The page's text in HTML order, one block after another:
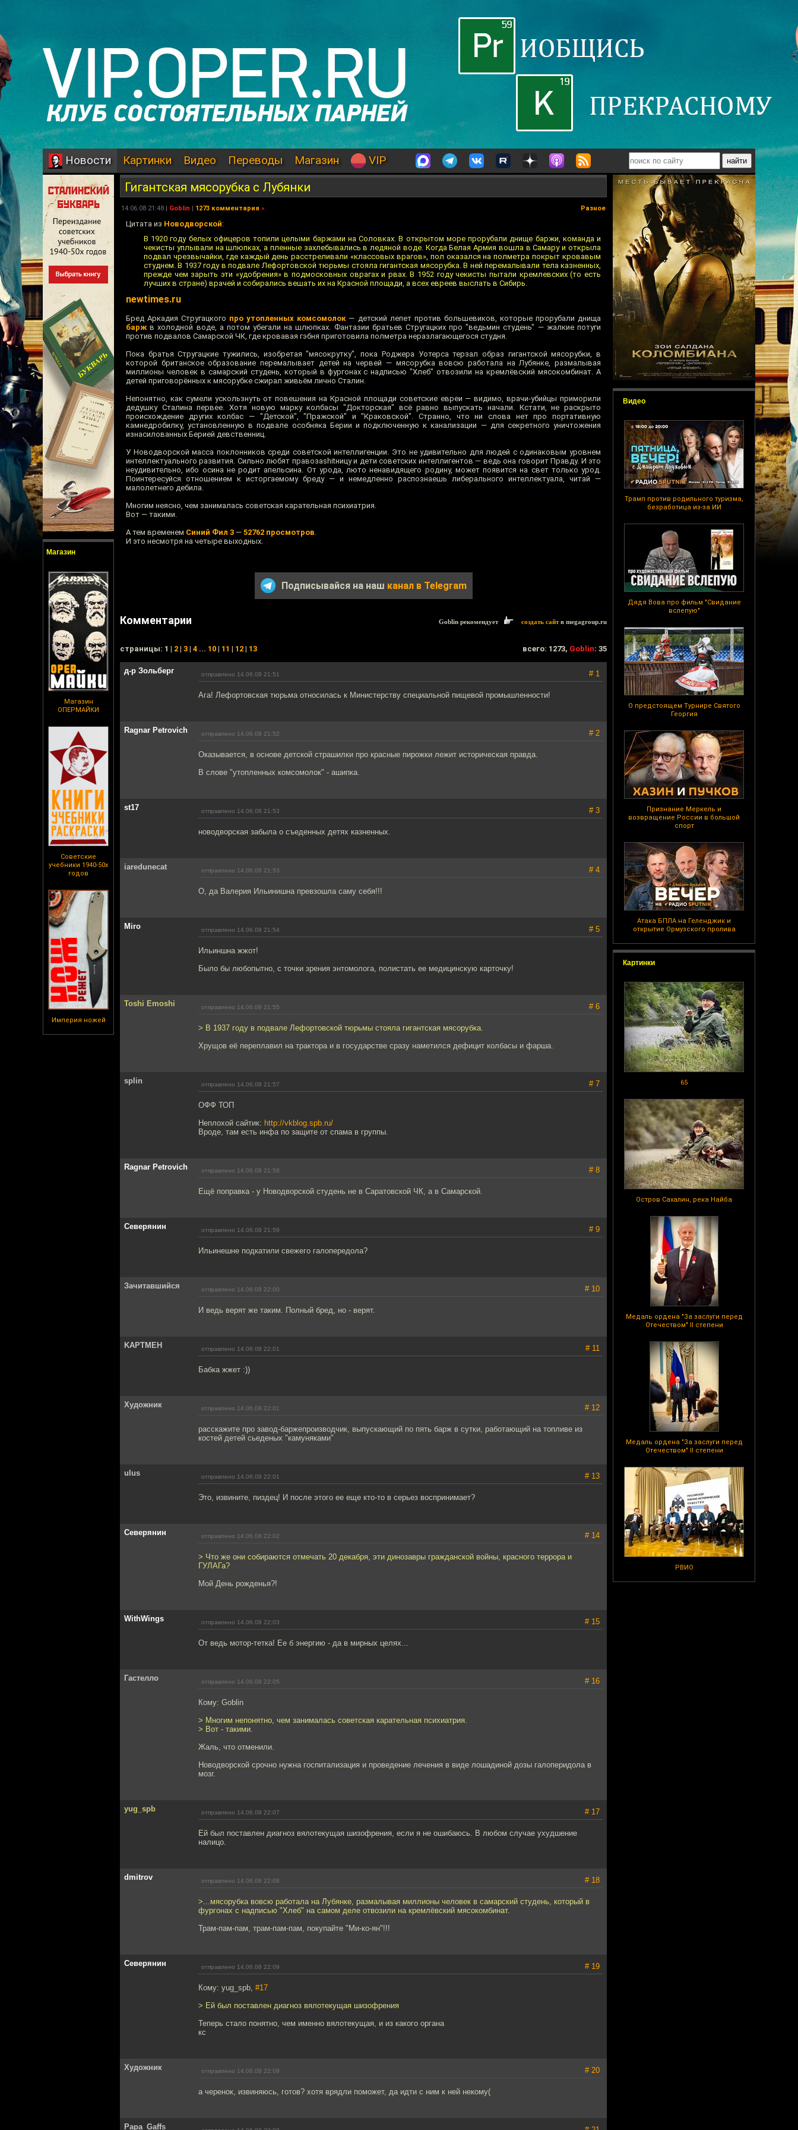
Новости Картинки Видео Переводы Магазин VIP
Магазин
Магазин
ОПЕРМАЙКИ
Советские
учебники 1940-50х
годов
Империя ножей
Видео
Трамп против родильного туризма,
безработица из-за ИИ
Дядя Вова про фильм "Свидание
вслепую"
О предстоящем Турнире Святого
Георгия
Признание Меркель и
возвращение России в большой
спорт
Атака БПЛА на Геленджик и
открытие Ормузского пролива
Картинки
65
Остров Сахалин, река Найба
Медаль ордена "За заслуги перед
Отечеством" II степени
Медаль ордена "За заслуги перед
Отечеством" II степени
РВИО
Гигантская мясорубка с Лубянки
14.06.08 21:48 | Goblin | 1273 комментария » Разное
Цитата из Новодворской:
В 1920 году белых офицеров топили целыми баржами на Соловках. В открытом море прорубали днище баржи, команда и
чекисты уплывали на шлюпках, а пленные захлебывались в ледяной воде. Когда Белая Армия вошла в Самару и открыла
подвал чрезвычайки, где каждый день расстреливали «классовых врагов», пол оказался на полметра покрыт кровавым
студнем. В 1937 году в подвале Лефортовской тюрьмы стояла гигантская мясорубка. В ней перемалывали тела казненных,
прежде чем зарыть эти «удобрения» в подмосковных оврагах и рвах. В 1952 году чекисты пытали кремлевских (то есть
лучших в стране) врачей и собирались вешать их на Красной площади, а всех евреев выслать в Сибирь.
newtimes.ru
Бред Аркадия Стругацкого про утопленных комсомолок— детский лепет против большевиков, которые прорубали днища
барж в холодной воде, а потом убегали на шлюпках. Фантазии братьев Стругацких про "ведьмин студень" — жалкие потуги
против подвалов Самарской ЧК, где кровавая гэбня приготовила полметра неразлагающегося студня.
Пока братья Стругацкие тужились, изобретая "мясокрутку", пока Роджера Уотерса терзал образ гигантской мясорубки, в
которой британское образование перемалывает детей на червей — мясорубка вовсю работала на Лубянке, размалывая
миллионы человек в самарский студень, который в фургонах с надписью "Хлеб" отвозили на кремлёвский мясокомбинат. А
детей приговорённых к мясорубке сжирал живьём лично Сталин.
Непонятно, как сумели ускользнуть от повешения на Красной площади советские евреи — видимо, врачи-убийцы приморили
дедушку Сталина первее. Хотя новую марку колбасы "Докторская" всё равно выпускать начали. Кстати, не раскрыто
происхождение других колбас — "Детской", "Пражской" и "Краковской". Странно, что ни слова нет про портативную
камнедробилку, установленную в подвале особняка Берии и подключенную к канализации — для секретного уничтожения
изнасилованных Берией девственниц.
У Новодворской масса поклонников среди советской интеллигенции. Это не удивительно для людей с одинаковым уровнем
интеллектуального развития. Сильно любят правозаshitницу и дети советских интеллигентов — ведь она говорит Правду. И это
неудивительно, ибо осина не родит апельсина. От урода, люто ненавидящего родину, может появится на свет только урод.
Поинтересуйся отношением к исторгаемому бреду — и немедленно распознаешь либерального интеллектуала, читай —
малолетнего дебила.
Многим неясно, чем занималась советская карательная психиатрия.
Вот — такими.
А тем временем Синий Фил 3 — 52762 просмотров.
И это несмотря на четыре выходных.
Подписывайся на наш канал в Telegram
Комментарии Goblin рекомендует создать сайтв megagroup.ru
cтраницы: 1 | 2 | 3 | 4 ... 10 | 11 | 12 | 13 всего: 1273, Goblin: 35
д-р Зольберг отправлено 14.06.08 21:51 # 1
Ага! Лефортовская тюрьма относилась к Министерству специальной пищевой промышленности!
Ragnar Petrovich отправлено 14.06.08 21:52 # 2
Оказывается, в основе детской страшилки про красные пирожки лежит историческая правда.
В слове "утопленных комсомолок" - ашипка.
st17 отправлено 14.06.08 21:53 # 3
новодворская забыла о съеденных детях казненных.
iaredunecat отправлено 14.06.08 21:53 # 4
О, да Валерия Ильинишна превзошла саму себя!!!
Miro отправлено 14.06.08 21:54 # 5
Ильиншна жжот!
Было бы любопытно, с точки зрения энтомолога, полистать ее медицинскую карточку!
Toshi Emoshi отправлено 14.06.08 21:55 # 6
> В 1937 году в подвале Лефортовской тюрьмы стояла гигантская мясорубка.
Хрущов её переплавил на трактора и в государстве сразу наметился дефицит колбасы и фарша.
splin отправлено 14.06.08 21:57 # 7
ОФФ ТОП
Неплохой сайтик: http://vkblog.spb.ru/
Вроде, там есть инфа по защите от спама в группы.
Ragnar Petrovich отправлено 14.06.08 21:58 # 8
Ещё поправка - у Новодворской студень не в Саратовской ЧК, а в Самарской.
Северянин отправлено 14.06.08 21:59 # 9
Ильинешне подкатили свежего галопередола?
Зачитавшийся отправлено 14.06.08 22:00 # 10
И ведь верят же таким. Полный бред, но - верят.
KAPTMEH отправлено 14.06.08 22:01 # 11
Бабка жжет :))
Художник отправлено 14.06.08 22:01 # 12
расскажите про завод-баржепроизводчик, выпускающий по пять барж в сутки, работающий на топливе из
костей детей сьеденых "камуняками"
ulus отправлено 14.06.08 22:01 # 13
Это, извините, пиздец! И после этого ее еще кто-то в серьез воспринимает?
Северянин отправлено 14.06.08 22:02 # 14
> Что же они собираются отмечать 20 декабря, эти динозавры гражданской войны, красного террора и
ГУЛАГа?
Мой День рожденья?!
WithWings отправлено 14.06.08 22:03 # 15
От ведь мотор-тетка! Ее б энергию - да в мирных целях...
Гастелло отправлено 14.06.08 22:05 # 16
Кому: Goblin
> Многим непонятно, чем занималась советская карательная психиатрия.
> Вот - такими.
Жаль, что отменили.
Новодворской срочно нужна госпитализация и проведение лечения в виде лошадиной дозы галоперидола в
мозг.
yug_spb отправлено 14.06.08 22:07 # 17
Ей был поставлен диагноз вялотекущая шизофрения, если я не ошибаюсь. В любом случае ухудшение
налицо.
dmitrov отправлено 14.06.08 22:08 # 18
>...мясорубка вовсю работала на Лубянке, размалывая миллионы человек в самарский студень, который в
фургонах с надписью "Хлеб" на самом деле отвозили на кремлёвский мясокомбинат.
Трам-пам-пам, трам-пам-пам, покупайте "Ми-ко-ян"!!!
Северянин отправлено 14.06.08 22:09 # 19
Кому: yug_spb, #17
> Ей был поставлен диагноз вялотекущая шизофрения
Теперь стало понятно, чем именно вялотекущая, и из какого органа
кс
Художник отправлено 14.06.08 22:09 # 20
а черенок, извиняюсь, готов? хотя врядли поможет, да идти с ним к ней некому(
Papa_Gaffs